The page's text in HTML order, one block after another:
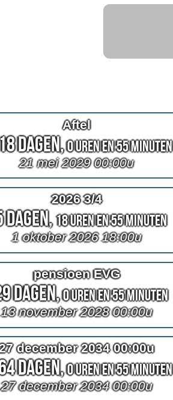
Aftel
Dagen,0 Uren en 55 Minuten
21 mei 2029 00:00u
2026 3/4
Dagen,18 Uren en 55 Minuten
1 oktober 2026 18:00u
pensioen EVG
Dagen,0 Uren en 55 Minuten
13 november 2028 00:00u
december 2034 00:00u
Dagen,0 Uren en 55 Minuten
27 december 2034 00:00u